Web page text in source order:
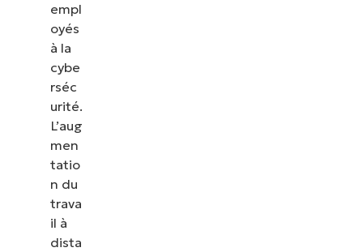
empl
oyés
à la
cybe
rséc
urité.
L’aug
men
tatio
n du
trava
il à
dista